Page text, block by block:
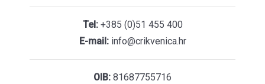
Tel:+385 (0)51 455 400
E-mail:info@crikvenica.hr
OIB: 81687755716